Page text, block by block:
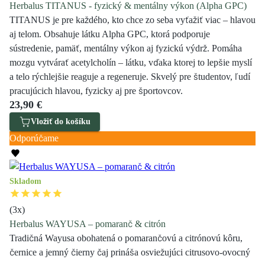
Herbalus TITANUS - fyzický & mentálny výkon (Alpha GPC)
TITANUS je pre každého, kto chce zo seba vyťažiť viac – hlavou
aj telom. Obsahuje látku Alpha GPC, ktorá podporuje
sústredenie, pamäť, mentálny výkon aj fyzickú výdrž. Pomáha
mozgu vytvárať acetylcholín – látku, vďaka ktorej to lepšie myslí
a telo rýchlejšie reaguje a regeneruje. Skvelý pre študentov, ľudí
pracujúcich hlavou, fyzicky aj pre športovcov.
23,90 €
Vložiť do košíku
Odporúčame
Skladom
(3x)
Herbalus WAYUSA – pomaranč & citrón
Tradičná Wayusa obohatená o pomarančovú a citrónovú kôru,
černice a jemný čierny čaj prináša osviežujúci citrusovo-ovocný